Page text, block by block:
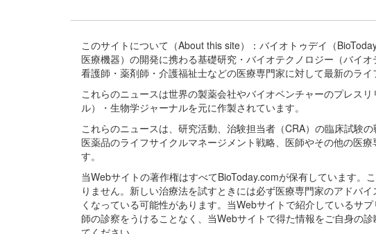
このサイトについて（About this site）：バイオトゥデイ（
医療機器）の開発に携わる基礎研究・バイオテクノロジー（バイ
看護師・薬剤師・介護福祉士などの医療専門家に対して最新のラ
これらのニュースは世界の製薬会社やバイオベンチャーのプレス
ル）・生物学ジャーナルを元に作製されています。
これらのニュースは、研究活動、治験担当者（CRA）の臨床試験
医薬品のライフサイクルマネージメント戦略、医師やその他の医
す。
当Webサイトの著作権はすべてBioToday.comが保有しています
りません。新しい治療法を試すときには必ず医療専門家のアドバ
くなっている可能性があります。当Webサイトで紹介しているサ
師の診察をうけることなく、当Webサイトで得た情報をご自身の